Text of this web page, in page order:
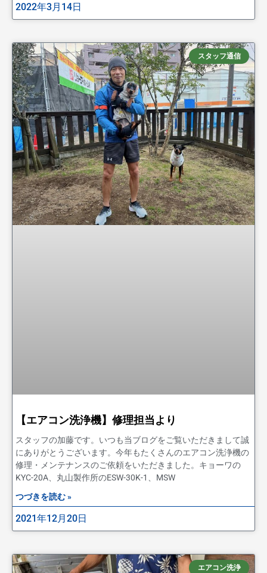
2022年3月14日
スタッフ通信
【エアコン洗浄機】修理担当より
スタッフの加藤です。いつも当ブログをご覧いただきまして誠
にありがとうございます。今年もたくさんのエアコン洗浄機の
修理・メンテナンスのご依頼をいただきました。キョーワの
KYC-20A、丸山製作所のESW-30K-1、MSW
つづきを読む »
2021年12月20日
エアコン洗浄